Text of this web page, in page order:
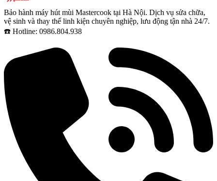
Bảo hành máy hút mùi Mastercook tại Hà Nội. Dịch vụ sửa chữa,
vệ sinh và thay thế linh kiện chuyên nghiệp, lưu động tận nhà 24/7.
☎️ Hotline: 0986.804.938